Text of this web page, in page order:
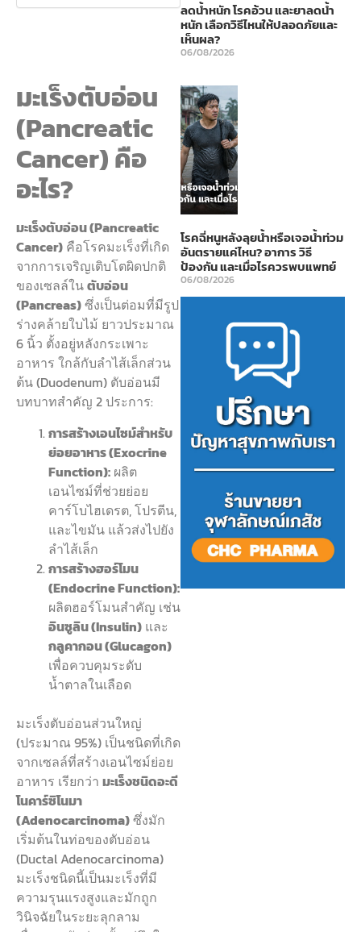
มะเร็งตับอ่อน
(Pancreatic
Cancer) คือ
อะไร?
มะเร็งตับอ่อน (Pancreatic
Cancer) คือโรคมะเร็งที่เกิด
จากการเจริญเติบโตผิดปกติ
ของเซลล์ในตับอ่อน
(Pancreas)ซึ่งเป็นต่อมที่มีรูป
ร่างคล้ายใบไม้ ยาวประมาณ
6 นิ้ว ตั้งอยู่หลังกระเพาะ
อาหาร ใกล้กับลำไส้เล็กส่วน
ต้น (Duodenum) ตับอ่อนมี
บทบาทสำคัญ 2 ประการ:
การสร้างเอนไซม์สำหรับ
ย่อยอาหาร (Exocrine
Function): ผลิต
เอนไซม์ที่ช่วยย่อย
คาร์โบไฮเดรต, โปรตีน,
และไขมัน แล้วส่งไปยัง
ลำไส้เล็ก
การสร้างฮอร์โมน
(Endocrine Function):
ผลิตฮอร์โมนสำคัญ เช่น
อินซูลิน (Insulin) และ
กลูคากอน (Glucagon)
เพื่อควบคุมระดับ
น้ำตาลในเลือด
มะเร็งตับอ่อนส่วนใหญ่
(ประมาณ 95%) เป็นชนิดที่เกิด
จากเซลล์ที่สร้างเอนไซม์ย่อย
อาหาร เรียกว่า มะเร็งชนิดอะดี
โนคาร์ซิโนมา
(Adenocarcinoma)ซึ่งมัก
เริ่มต้นในท่อของตับอ่อน
(Ductal Adenocarcinoma)
มะเร็งชนิดนี้เป็นมะเร็งที่มี
ความรุนแรงสูงและมักถูก
วินิจฉัยในระยะลุกลาม
ลดน้ำหนัก โรคอ้วน และยาลดน้ำ
หนัก เลือกวิธีไหนให้ปลอดภัยและ
เห็นผล?
06/08/2026
โรคฉี่หนูหลังลุยน้ำหรือเจอน้ำท่วม
อันตรายแค่ไหน? อาการ วิธี
ป้องกัน และเมื่อไรควรพบแพทย์
06/08/2026